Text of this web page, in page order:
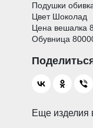
Подушки
Цвет Шоколад
Цена вешалка
Обувница
Еще изделия